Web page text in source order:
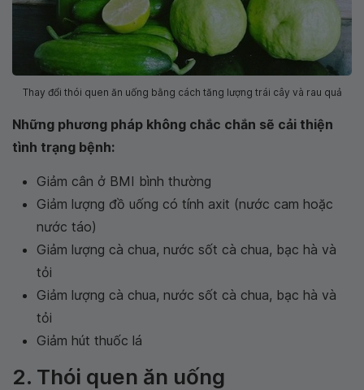
Thay đổi thói quen ăn uống bằng cách tăng lượng trái cây và rau quả
Những phương pháp không chắc chắn sẽ cải thiện
tình trạng bệnh:
Giảm cân ở BMI bình thường
Giảm lượng đồ uống có tính axit (nước cam hoặc
nước táo)
Giảm lượng cà chua, nước sốt cà chua, bạc hà và
tỏi
Giảm lượng cà chua, nước sốt cà chua, bạc hà và
tỏi
Giảm hút thuốc lá
2. Thói quen ăn uống